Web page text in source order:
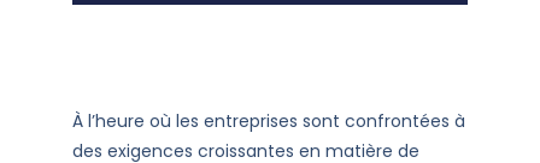
À l’heure où les entreprises sont confrontées à
des exigences croissantes en matière de